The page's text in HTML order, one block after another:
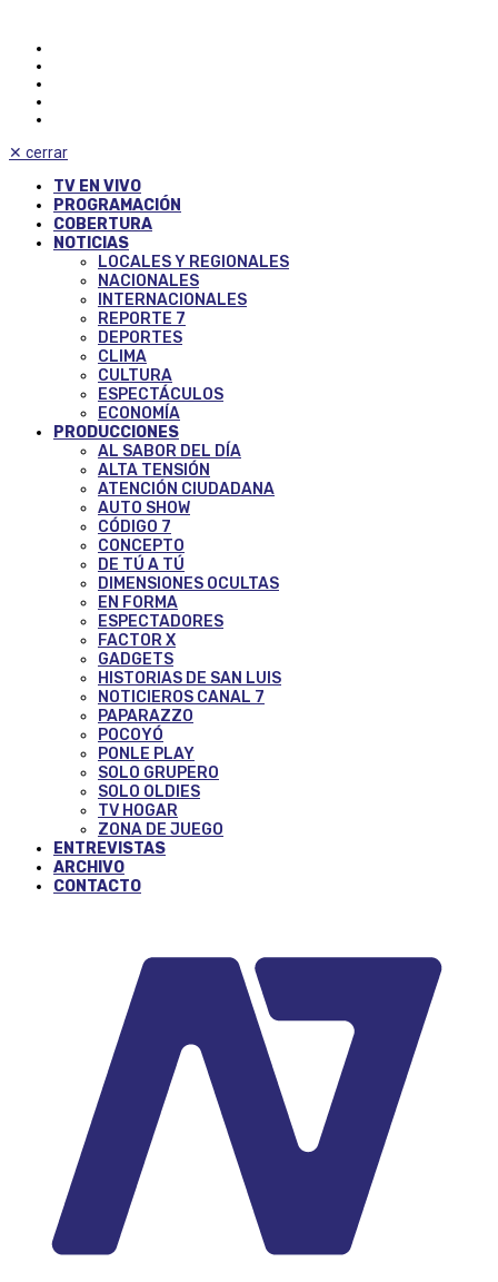
✕ cerrar
TV EN VIVO
PROGRAMACIÓN
COBERTURA
NOTICIAS
LOCALES Y REGIONALES
NACIONALES
INTERNACIONALES
REPORTE 7
DEPORTES
CLIMA
CULTURA
ESPECTÁCULOS
ECONOMÍA
PRODUCCIONES
AL SABOR DEL DÍA
ALTA TENSIÓN
ATENCIÓN CIUDADANA
AUTO SHOW
CÓDIGO 7
CONCEPTO
DE TÚ A TÚ
DIMENSIONES OCULTAS
EN FORMA
ESPECTADORES
FACTOR X
GADGETS
HISTORIAS DE SAN LUIS
NOTICIEROS CANAL 7
PAPARAZZO
POCOYÓ
PONLE PLAY
SOLO GRUPERO
SOLO OLDIES
TV HOGAR
ZONA DE JUEGO
ENTREVISTAS
ARCHIVO
CONTACTO